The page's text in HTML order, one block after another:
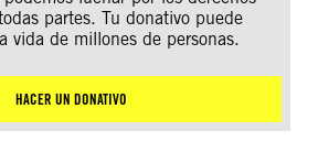
partes. Tu donativo puede
vida de millones de personas.
HACER UN DONATIVO